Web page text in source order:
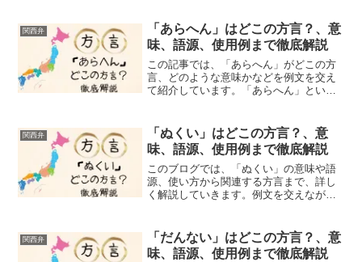
すが、単純に程度が甚だしいことを表す
だけではありません。話し手...
関西弁
「あらへん」はどこの方言？、意
味、語源、使用例まで徹底解説
この記事では、「あらへん」がどこの方
言、どのような意味かなどを例文を交え
て紹介しています。「あらへん」という
に使う表現の一つです。標準語では「な
い」「存在しない」という意...
関西弁
「ぬくい」はどこの方言？、意
味、語源、使用例まで徹底解説
このブログでは、「ぬくい」の意味や語
源、使い方から関連する方言まで、詳し
く解説していきます。例文を交えなが
さん、「ぬくい」という言葉を聞いたこ
とがありますか？この「ぬく...
関西弁
「だんない」はどこの方言？、意
味、語源、使用例まで徹底解説